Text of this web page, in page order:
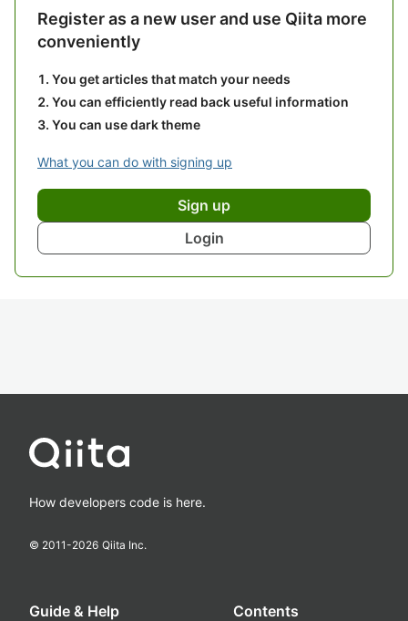
Register as a new user and use Qiita more
conveniently
You get articles that match your needs
You can efficiently read back useful information
You can use dark theme
What you can do with signing up
Sign up
Login
How developers code is here.
© 2011-2026 Qiita Inc.
Guide & Help Contents